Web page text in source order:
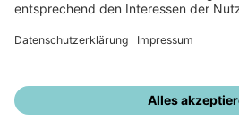
IBC SOLAR Webseite